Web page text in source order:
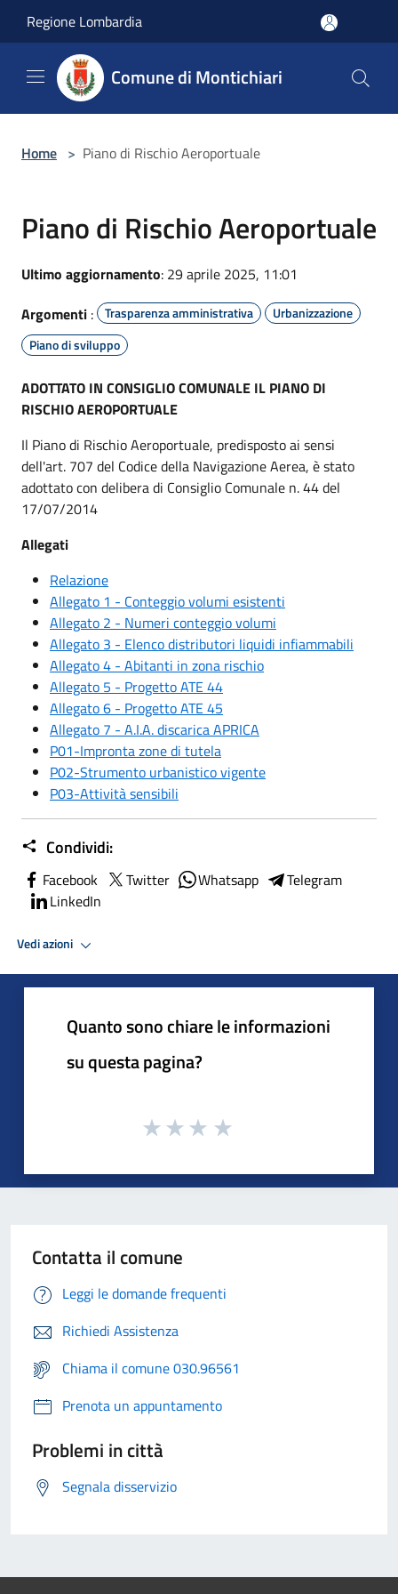
Regione Lombardia
Comune di Montichiari
Home > Piano di Rischio Aeroportuale
Piano di Rischio Aeroportuale
Ultimo aggiornamento: 29 aprile 2025, 11:01
Argomenti : Trasparenza amministrativa
Urbanizzazione
Piano di sviluppo
ADOTTATO IN CONSIGLIO COMUNALE IL PIANO DI
RISCHIO AEROPORTUALE
Il Piano di Rischio Aeroportuale, predisposto ai sensi
dell'art. 707 del Codice della Navigazione Aerea, è stato
adottato con delibera di Consiglio Comunale n. 44 del
17/07/2014
Allegati
Relazione
Allegato 1 - Conteggio volumi esistenti
Allegato 2 - Numeri conteggio volumi
Allegato 3 - Elenco distributori liquidi infiammabili
Allegato 4 - Abitanti in zona rischio
Allegato 5 - Progetto ATE 44
Allegato 6 - Progetto ATE 45
Allegato 7 - A.I.A. discarica APRICA
P01-Impronta zone di tutela
P02-Strumento urbanistico vigente
P03-Attività sensibili
Condividi:
Facebook Twitter Whatsapp
Telegram
LinkedIn
Vedi azioni
Quanto sono chiare le informazioni
su questa pagina?
Contatta il comune
Leggi le domande frequenti
Richiedi Assistenza
Chiama il comune 030.96561
Prenota un appuntamento
Problemi in città
Segnala disservizio